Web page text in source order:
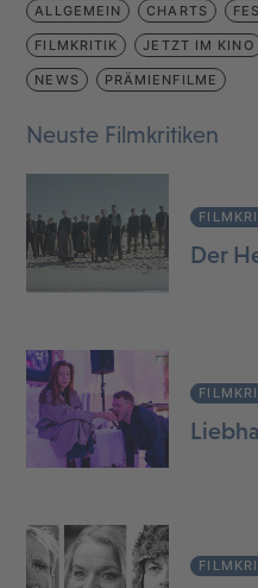
ALLGEMEIN CHARTS
FILMKRITIK JETZT IM KINO
NEWS PRÄMIENFILME
Neuste Filmkritiken
Der